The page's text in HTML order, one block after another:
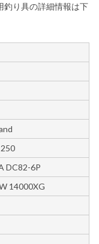
釣り具の詳細情報は下
DC82-6P
14000XG